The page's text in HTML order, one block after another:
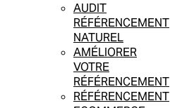
AUDIT
RÉFÉRENCEMENT
NATUREL
AMÉLIORER
VOTRE
RÉFÉRENCEMENT
RÉFÉRENCEMENT